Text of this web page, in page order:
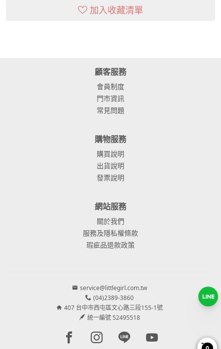
加入收藏清單
顧客服務
會員制度
門市資訊
常見問題
購物服務
購買說明
出貨說明
發票說明
網站服務
關於我們
服務及隱私權條款
瑕疵品退款政策
service@littlegirl.com.tw
(04)2389-3860
407 台中市西屯區文心路三段155-1號
統一編號 52495518
Facebook page
Instagram page
Line pageYoutube page